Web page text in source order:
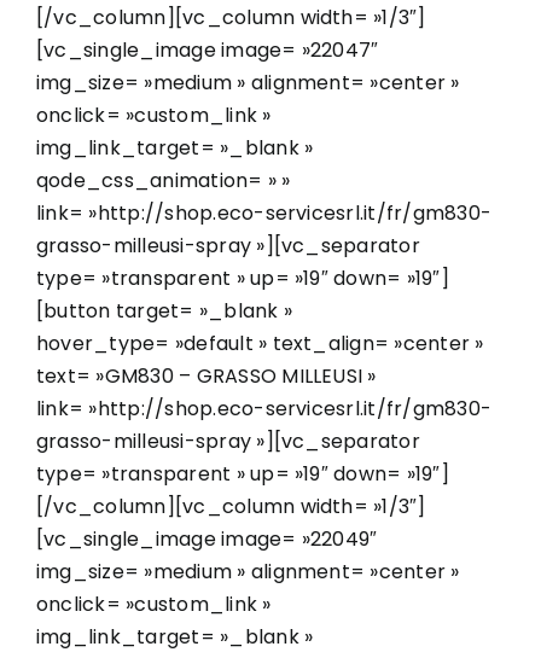
[/vc_column][vc_column width= »1/3″]
[vc_single_image image= »22047″
img_size= »medium » alignment= »center »
onclick= »custom_link »
img_link_target= »_blank »
qode_css_animation= » »
link= »http://shop.eco-servicesrl.it/fr/gm830-
grasso-milleusi-spray »][vc_separator
type= »transparent » up= »19″ down= »19″]
[button target= »_blank »
hover_type= »default » text_align= »center »
text= »GM830 – GRASSO MILLEUSI »
link= »http://shop.eco-servicesrl.it/fr/gm830-
grasso-milleusi-spray »][vc_separator
type= »transparent » up= »19″ down= »19″]
[/vc_column][vc_column width= »1/3″]
[vc_single_image image= »22049″
img_size= »medium » alignment= »center »
onclick= »custom_link »
img_link_target= »_blank »